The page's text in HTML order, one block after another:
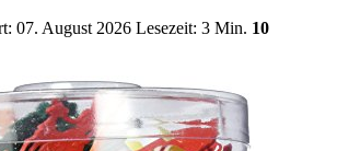
07. August 2026 Lesezeit: 3 Min. 10